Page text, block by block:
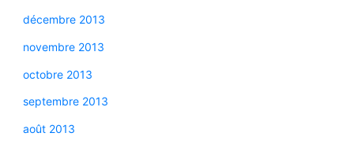
décembre 2013
novembre 2013
octobre 2013
septembre 2013
août 2013